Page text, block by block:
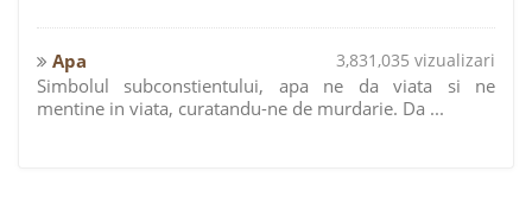
Apa 3,831,035 vizualizari
Simbolul subconstientului, apa ne da viata si ne
mentine in viata, curatandu-ne de murdarie. Da ...